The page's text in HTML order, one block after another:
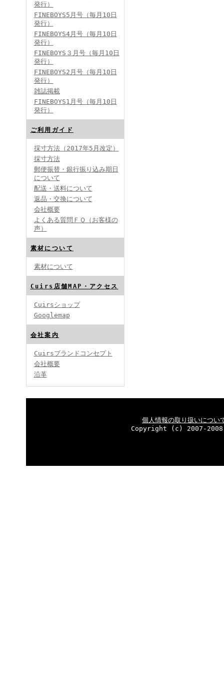
発行）
FINEBOYS5月号（毎月10日
発行）
FINEBOYS4月号（毎月10日
発行）
FINEBOYS３月号（毎月10日
発行）
FINEBOYS2月号（毎月10日
発行）
雑誌掲載
FINEBOYS1月号（毎月10日
発行）
ご利用ガイド
採寸方法（2017年5月改定）
採寸方法
郵便振替・銀行振り込み期日
について
配送・送料について
返品・交換について
会社概要
よくある質問ＦＱ（お客様の
声）
素材について
素材について
Cuirs店舗MAP・アクセス
Cuirsショップ
Googlemap
会社案内
Cuirsブランドコンセプト
会社概要
沿革
個人情報の取り扱いについ
Copyright (c) 2007-